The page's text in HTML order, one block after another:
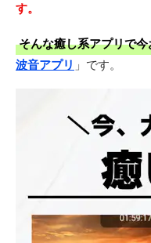
す。
そんな癒し系アプリで
波音アプリ 」です。